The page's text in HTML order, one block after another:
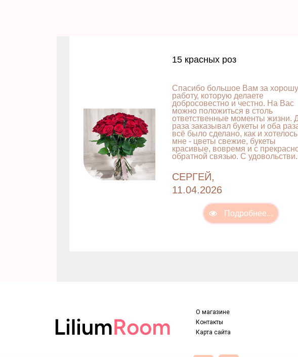
15 красных роз
Спасибо большое Вам за
работу, которую делаете
добросовестно и честно. На Вас
можно положиться в столь
ответственные моменты жизни.
раза заказывал букеты и оба
всё было сделано, как и хотелось
мне - цветы свежие, букеты
красивые, вовремя и с
обратной связью. С
СЕРГЕЙ,
11.04.2026
О магазине
Контакты
Карта сайта